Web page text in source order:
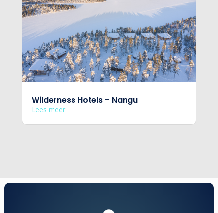
Wilderness Hotels – Nangu
Lees meer